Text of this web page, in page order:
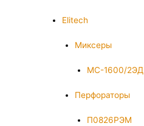
Elitech
Миксеры
МС-1600/2ЭД
Перфораторы
П0826РЭМ